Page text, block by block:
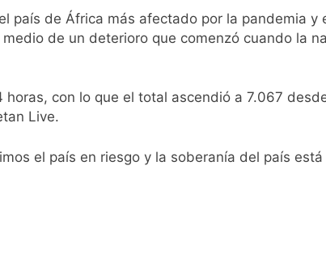
de viento: más de 10 provincias bajo alerta
clave para el cuidado de la salud
libertario que propuso tirar napalm sobre el Gran
país de África más afectado por la pandemia
de un deterioro que comenzó cuando la
con lo que el total ascendió a 7.067
Live.
el país en riesgo y la soberanía del país